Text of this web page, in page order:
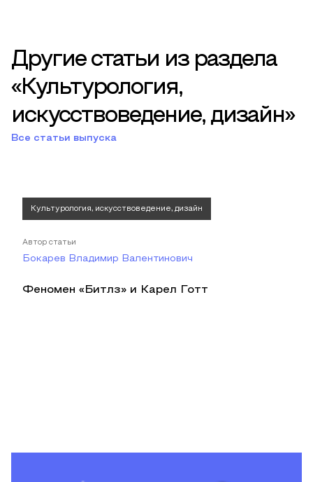
Другие статьи из раздела
«Культурология,
искусствоведение, дизайн»
Все статьи выпуска
Культурология, искусствоведение, дизайн
Автор статьи
Бокарев Владимир Валентинович
Феномен «Битлз» и Карел Готт